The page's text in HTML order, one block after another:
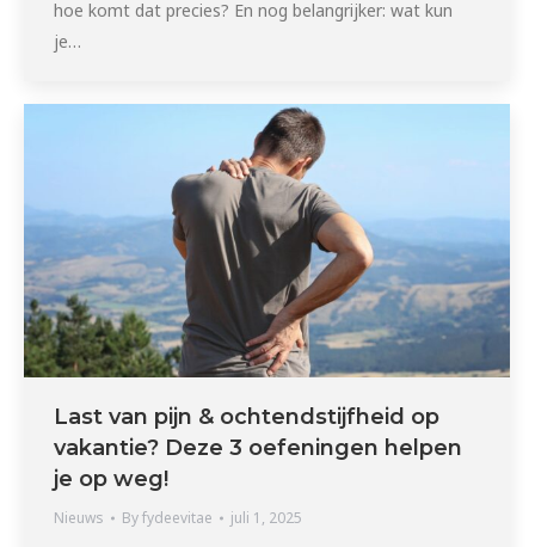
hoe komt dat precies? En nog belangrijker: wat kun
je…
Last van pijn & ochtendstijfheid op
vakantie? Deze 3 oefeningen helpen
je op weg!
Nieuws Byfydeevitae juli 1, 2025